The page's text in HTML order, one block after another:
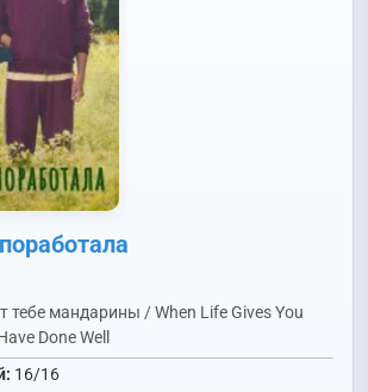
тебе мандарины / When Life Gives You
Done Well
16/16